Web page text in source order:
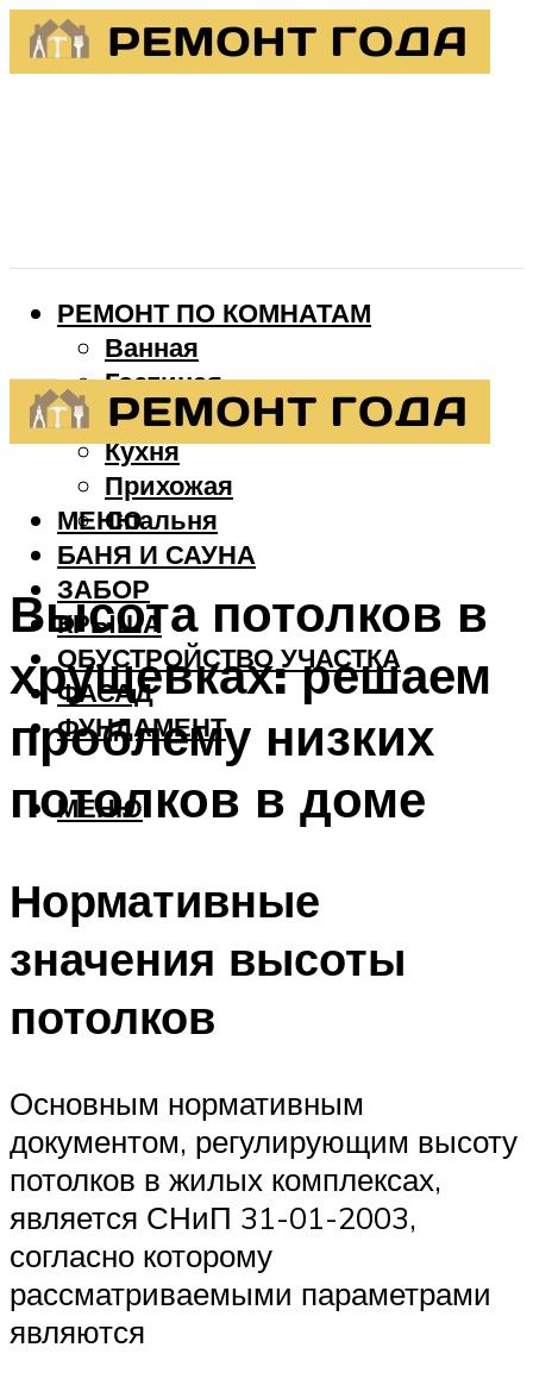
РЕМОНТ ПО КОМНАТАМ
Ванная
Гостиная
Детская
Кухня
Прихожая
Спальня
БАНЯ И САУНА
ЗАБОР
КРЫША
ОБУСТРОЙСТВО УЧАСТКА
ФАСАД
ФУНДАМЕНТ
МЕНЮ
МЕНЮ
Высота потолков в
хрущевках: решаем
проблему низких
потолков в доме
Нормативные
значения высоты
потолков
Основным нормативным
документом, регулирующим высоту
потолков в жилых комплексах,
является СНиП 31-01-2003,
согласно которому
рассматриваемыми параметрами
являются